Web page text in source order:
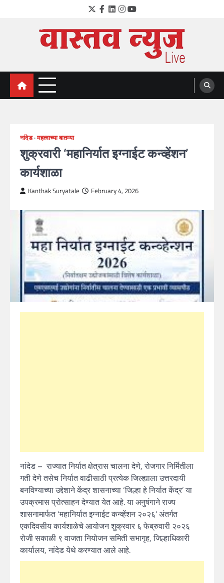
Twitter
Facebook
LinkedIn
Instagram
YouTube
VastavNEWSLive.com
a leading NEWS portal of Maharahstra
नांदेड महत्वाच्या बातम्या
शुक्रवारी ‘महानिर्यात इग्नाईट कन्व्हेंशन’
कार्यशाळा
Kanthak Suryatale February 4, 2026
नांदेड – राज्यात निर्यात क्षेत्रास चालना देणे, रोजगार निर्मितीला
गती देणे तसेच निर्यात वाढीसाठी प्रत्येक जिल्ह्याला उत्तरदायी
बनविण्याच्या उद्देशाने केंद्र शासनाच्या ‘जिल्हा हे निर्यात केंद्र’ या
उपक्रमास प्रोत्साहन देण्यात येत आहे. या अनुषंगाने राज्य
शासनामार्फत ‘महानिर्यात इग्नाईट कन्व्हेंशन २०२६’ अंतर्गत
एकदिवसीय कार्यशाळेचे आयोजन शुक्रवार ६ फेब्रुवारी २०२६
रोजी सकाळी ९ वाजता नियोजन समिती सभागृह, जिल्हाधिकारी
कार्यालय, नांदेड येथे करण्यात आले आहे.